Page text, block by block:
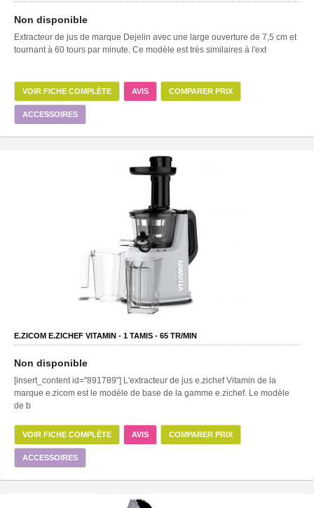
Non disponible
Extracteur de jus de marque Dejelin avec une large ouverture de 7,5 cm et
tournant à 60 tours par minute. Ce modèle est très similaires à l'ext
VOIR FICHE COMPLÈTE AVIS COMPARER PRIX
ACCESSOIRES
E.ZICOM E.ZICHEF VITAMIN - 1 TAMIS - 65 TR/MIN
Non disponible
[insert_content id="891789"] L'extracteur de jus e.zichef Vitamin de la
marque e.zicom est le modèle de base de la gamme e.zichef. Le modèle
de b
VOIR FICHE COMPLÈTE AVIS COMPARER PRIX
ACCESSOIRES